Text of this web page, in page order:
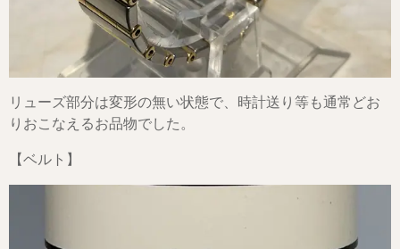
リューズ部分は変形の無い状態で、時計送り等も通常どお
りおこなえるお品物でした。
【ベルト】